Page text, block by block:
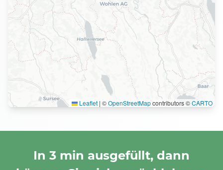
Leaflet | ©OpenStreetMapcontributors ©CARTO
In 3 min ausgefüllt, dann